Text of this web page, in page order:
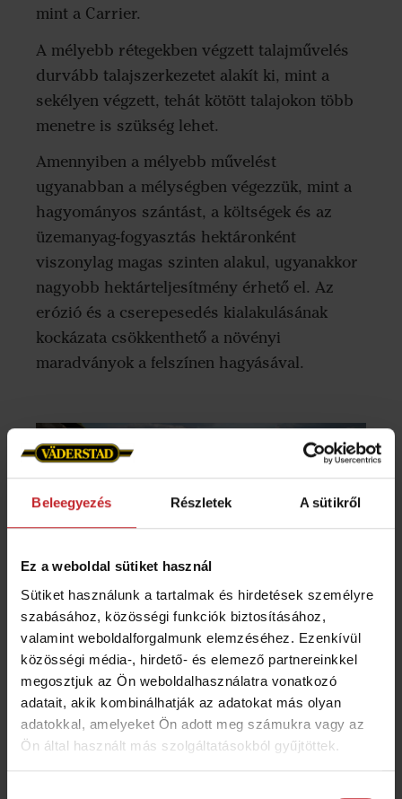
Beleegyezés Részletek A sütikről
Ez a weboldal sütiket használ
Sütiket használunk a tartalmak és hirdetések személyre
szabásához, közösségi funkciók biztosításához,
valamint weboldalforgalmunk elemzéséhez. Ezenkívül
közösségi média-, hirdető- és elemező partnereinkkel
megosztjuk az Ön weboldalhasználatra vonatkozó
adatait, akik kombinálhatják az adatokat más olyan
adatokkal, amelyeket Ön adott meg számukra vagy az
Ön által használt más szolgáltatásokból gyűjtöttek.
mint a Carrier.
A mélyebb rétegekben végzett talajművelés
durvább talajszerkezetet alakít ki, mint a
sekélyen végzett, tehát kötött talajokon több
menetre is szükség lehet.
Amennyiben a mélyebb művelést
ugyanabban a mélységben végezzük, mint a
hagyományos szántást, a költségek és az
üzemanyag-fogyasztás hektáronként
viszonylag magas szinten alakul, ugyanakkor
nagyobb hektárteljesítmény érhető el. Az
erózió és a cserepesedés kialakulásának
kockázata csökkenthető a növényi
maradványok a felszínen hagyásával.
Sekélyen végzett csökkentett
menetszámú művelés
A sekélyen végzett csökkentett menetszámú
művelésre alkalmas tárcsák közül a Carrier
az, amelyet manapság leggyakrabban
használnak. A rugós szárú kultivátor, mint